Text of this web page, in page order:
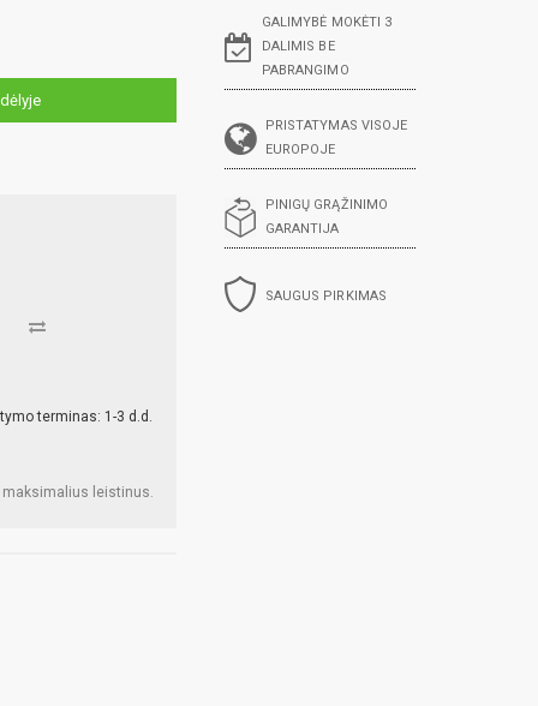
terminas: 1-3 d.d.
maksimalius leistinus.
GALIMYBĖ MOKĖTI 3
DALIMIS BE
PABRANGIMO
PRISTATYMAS VISOJE
EUROPOJE
PINIGŲ GRĄŽINIMO
GARANTIJA
SAUGUS PIRKIMAS